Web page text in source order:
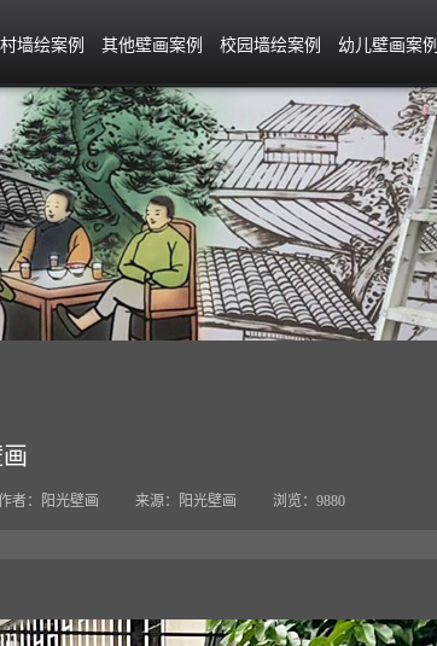
墙绘案例 其他壁画案例 校园墙绘案例 幼儿壁画案例
者：阳光壁画 来源：阳光壁画 浏览：9880